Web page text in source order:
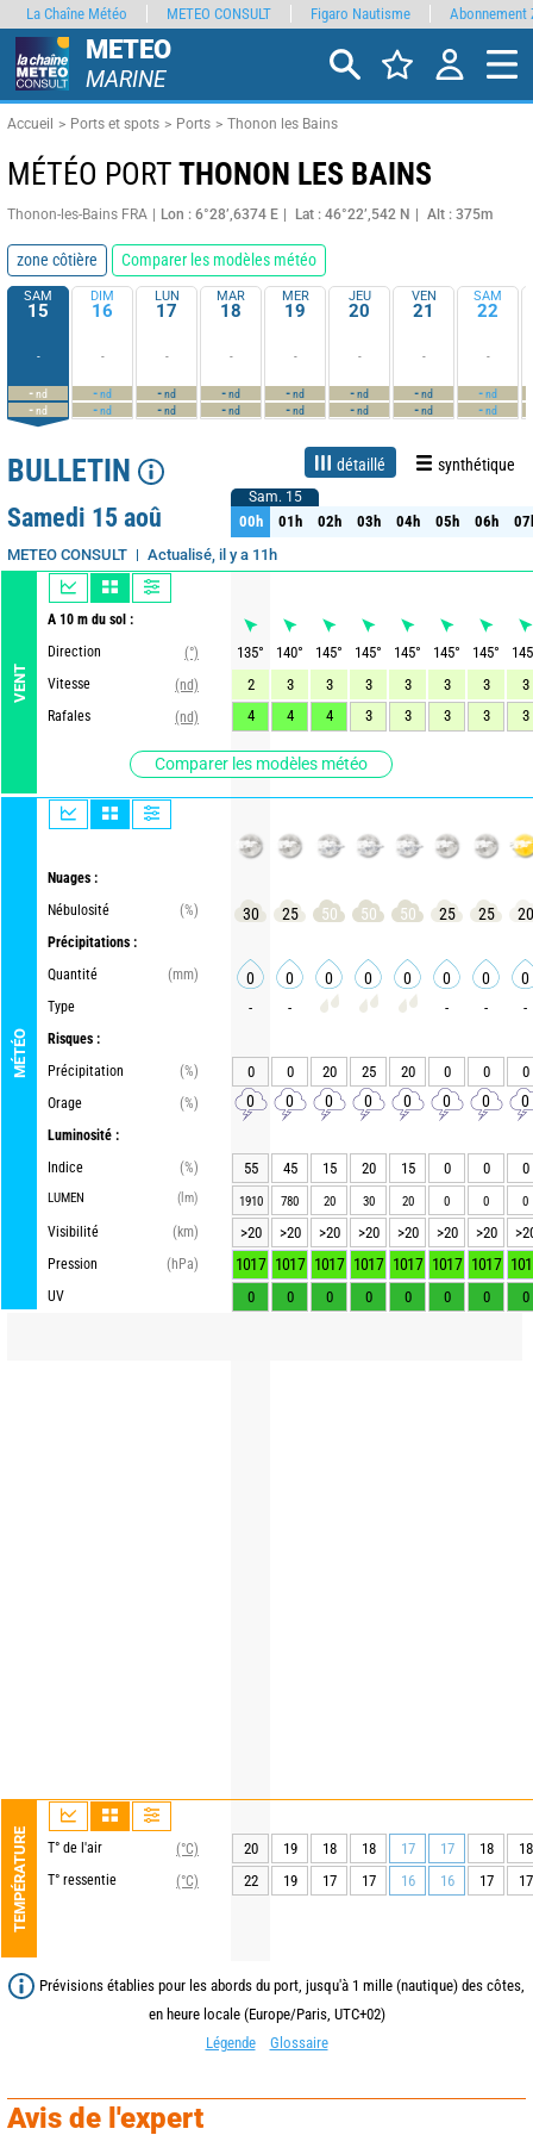
METEO
MARINE
Accueil Ports et spots Ports Thonon les Bains
MÉTÉO PORT THONON LES BAINS
Thonon-les-Bains FRA Lon : 6°28’,6374 E Lat : 46°22’,542 N Alt : 375m
zone côtière Comparer les modèles météo
SAM
15
-
-nd
-nd
DIM
16
-
-nd
-nd
LUN
17
-
-nd
-nd
MAR
18
-
-nd
-nd
MER
19
-
-nd
-nd
JEU
20
-
-nd
-nd
VEN
21
-
-nd
-nd
SAM
22
-
-nd
-nd
BULLETIN détaillé synthétique
Live 1 jour 3 jours 15 jours
Samedi 15 aoû
METEO CONSULT Actualisé, il y a 11h
VENT
A 10 m du sol :
Direction
(°)
Vitesse
(nd)
Rafales
(nd)
Comparer les modèles météo
MÉTÉO
Nuages :
Nébulosité
(%)
Précipitations :
Quantité
(mm)
Type
Risques :
Précipitation
(%)
Orage
(%)
Luminosité :
Indice
(%)
LUMEN (lm)
Visibilité
(km)
Pression
(hPa)
UV
TEMPÉRATURE T° de l'air
(°C)
T° ressentie
(°C)
Sam. 15
00h 01h 02h 03h 04h 05h 06h
Sam. 15
00h 01h 02h 03h 04h 05h 06h
135° 140° 145° 145° 145° 145° 145°
145
2
3 3 3 3 3 3
3
4
4 4 3 3 3 3 3
30 25 50 50 50 25 25 20
0 0 0 0 0 0 0 0
- - - - -
0 0 20 25 20 0 0 0
0 0 0 0 0 0 0 0
55 45 15 20 15 0 0 0
1910 780 20 30 20 0 0 0
>20 >20 >20 >20 >20 >20 >20
1017 1017 1017 1017 1017 1017 1017
0 0 0 0 0 0 0 0
20 19 18 18 17 17 18
18
22
19 17 17 16 16 17 17
Prévisions établies pour les abords du port, jusqu'à 1 mille (nautique) des côtes,
en heure locale (Europe/Paris, UTC+02)
Légende
Glossaire
Avis de l'expert
La Chaîne Météo METEO CONSULT Figaro Nautisme Abonnement